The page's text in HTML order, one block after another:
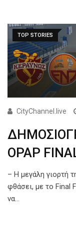
TOP STORIES
CityChannel.live
OPAP
– Η μεγάλη γιορτή
φθάσει, με το Final
να…